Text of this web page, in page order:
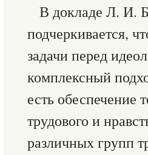
В докладе Л. И.
подчеркивается,
задачи перед
комплексный
есть обеспечение
трудового и
различных групп